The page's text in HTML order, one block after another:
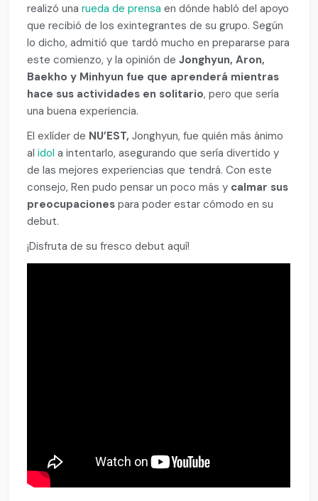
realizó unarueda de prensa en dónde habló del apoyo
que recibió de los exintegrantes de su grupo. Según
lo dicho, admitió que tardó mucho en prepararse para
este comienzo, y la opinión deJonghyun, Aron,
Baekho y Minhyun fue que aprenderá mientras
hace sus actividades en solitario, pero que sería
una buena experiencia.
El exlíder de NU’EST, Jonghyun, fue quién más ánimo
alidol a intentarlo, asegurando que sería divertido y
de las mejores experiencias que tendrá. Con este
consejo, Ren pudo pensar un poco más y calmar sus
preocupaciones para poder estar cómodo en su
debut.
¡Disfruta de su fresco debut aquí!